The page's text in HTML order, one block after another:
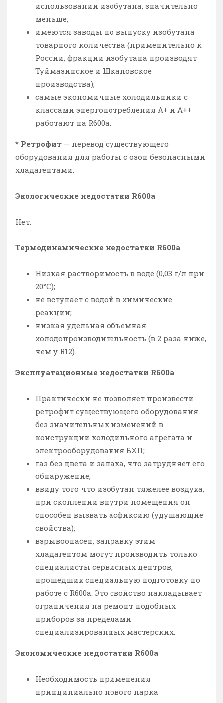
использовании изобутана, значительно
меньше;
имеются заводы по выпуску изобутана
товарного количества (применительно к
России, фракции изобутана производят
Туймазинское и Шкаповское
производства);
самые экономичные холодильники с
классами энергопотребления А+ и А++
работают на R600a.
* Ретрофит — перевод существующего
оборудования для работы с озон безопасными
хладагентами.
Экологические недостатки R600a
Нет.
Термодинамические недостатки R600a
Низкая растворимость в воде (0,03 г/л при
20°С);
не вступает с водой в химические
реакции;
низкая удельная объемная
холодопроизводительность (в 2 раза ниже,
чем у R12).
Эксплуатационные недостатки R600a
Практически не позволяет произвести
ретрофит существующего оборудования
без значительных изменений в
конструкции холодильного агрегата и
электрооборудования БХП;
газ без цвета и запаха, что затрудняет его
обнаружение;
ввиду того что изобутан тяжелее воздуха,
при скоплении внутри помещения он
способен вызвать асфиксию (удушающие
свойства);
взрывоопасен, заправку этим
хладагентом могут производить только
специалисты сервисных центров,
прошедших специальную подготовку по
работе с R600a. Это свойство накладывает
ограничения на ремонт подобных
приборов за пределами
специализированных мастерских.
Экономические недостатки R600а
Необходимость применения
принципиально нового парка